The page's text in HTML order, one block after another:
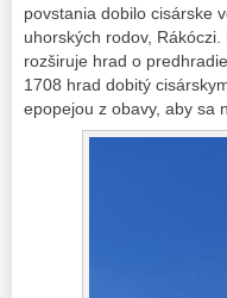
povstania dobilo cisárske
uhorských rodov,
rozširuje hrad o
1708 hrad dobitý
epopejou z obavy, aby sa